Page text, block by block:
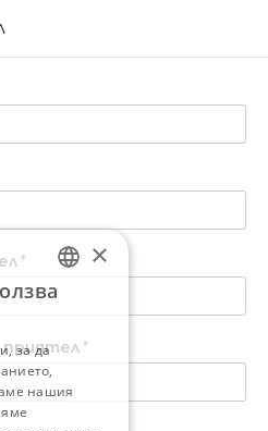
*
приятел*
BULGARIAN
×
за да
нашия